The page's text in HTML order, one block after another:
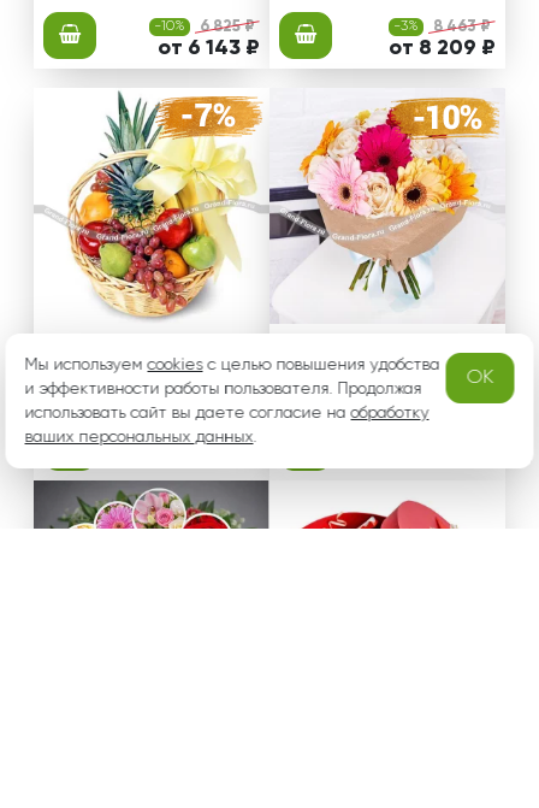
-10% 6 825 ₽
от 6 143 ₽
-3% 8 463 ₽
от 8 209 ₽
сочных фруктов
-7% 7 196 ₽
ноцветными герберами
и белыми розами
19
Мы используемcookiesс целью повышения удобства
и эффективности работы пользователя. Продолжая
использовать сайт вы даете согласие наобработку
ваших персональных данных.
OK